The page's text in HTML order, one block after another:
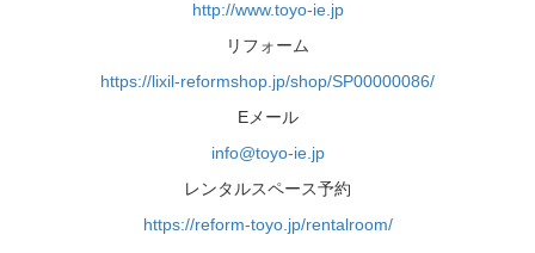
http://www.toyo-ie.jp
リフォーム
https://lixil-reformshop.jp/shop/SP00000086/
Eメール
info@toyo-ie.jp
レンタルスペース予約
https://reform-toyo.jp/rentalroom/